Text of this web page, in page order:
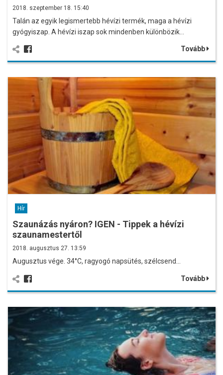
2018. szeptember 18. 15:40
Talán az egyik legismertebb hévízi termék, maga a hévízi
gyógyiszap. A hévízi iszap sok mindenben különbözik…
Tovább
Hír
Szaunázás nyáron? IGEN - Tippek a hévízi
szaunamestertől
2018. augusztus 27. 13:59
Augusztus vége. 34°C, ragyogó napsütés, szélcsend…
Tovább